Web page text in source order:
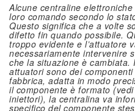
Alcune centraline
loro comando secondo lo
Questo significa che a volte
difetto fin quando possibile.
troppo evidente e l’attuatore
necessariamente intervenire
che la situazione è
attuatori sono dei
fabbrica, adatta in modo
il componente è formato
iniettori), la centralina va
specifico del componente